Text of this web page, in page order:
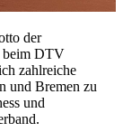
der
beim DTV
zahlreiche
und Bremen zu
und